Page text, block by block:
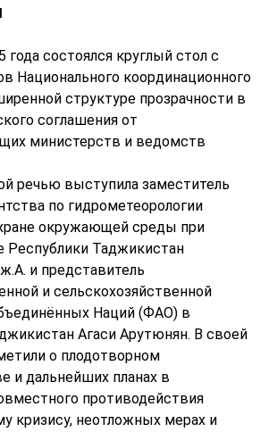
года состоялся круглый стол с
Национального координационного
структуре прозрачности в
соглашения от
министерств и ведомств
речью выступила заместитель
по гидрометеорологии
окружающей среды при
Республики Таджикистан
и представитель
и сельскохозяйственной
Наций (ФАО) в
Агаси Арутюнян. В своей
о плодотворном
и дальнейших планах в
противодействия
кризису, неотложных мерах и